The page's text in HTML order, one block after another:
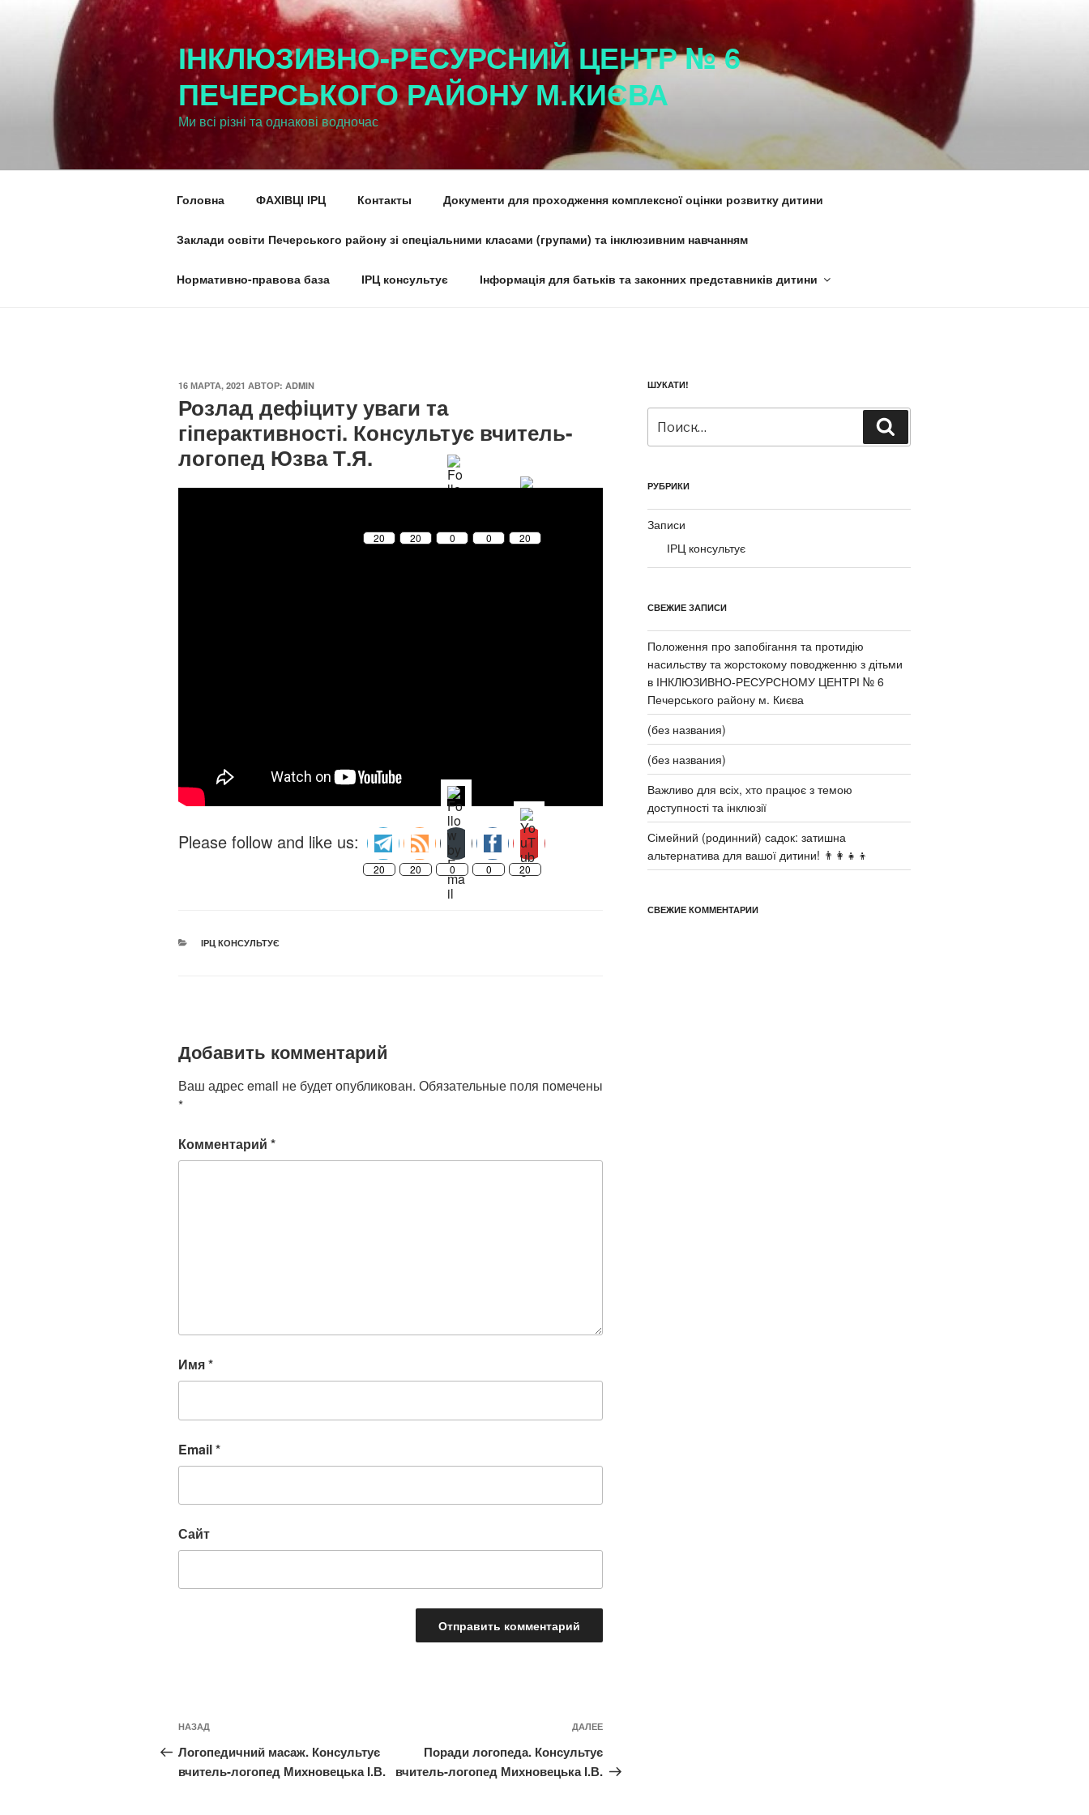
содержимому
ІНКЛЮЗИВНО-РЕСУРСНИЙ ЦЕНТР № 6
ПЕЧЕРСЬКОГО РАЙОНУ М.КИЄВА
Ми всі різні та однакові водночас
Головна ФАХІВЦІ ІРЦ Контакты Документи для проходження комплексної оцінки розвитку дитини
Заклади освіти Печерського району зі спеціальними класами (групами) та інклюзивним навчанням
Нормативно-правова база ІРЦ консультує Інформація для батьків та законних представників дитини
ОПУБЛИКОВАНО
16 МАРТА, 2021 АВТОР: ADMIN
Розлад дефіциту уваги та
гіперактивності. Консультує вчитель-
логопед Юзва Т.Я.
20 20 0 0 20
Please follow and like us:
20 20 0 0 20
РУБРИКИ
ІРЦ КОНСУЛЬТУЄ
Добавить комментарий
Ваш адрес email не будет опубликован. Обязательные поля помечены
*
Комментарий *
Имя*
Email*
Сайт
Навигация
по
записям
Предыдущая
запись:
НАЗАД
Логопедичний масаж. Консультує
вчитель-логопед Михновецька І.В.
Следующая
запись
ДАЛЕЕ
Поради логопеда. Консультує
вчитель-логопед Михновецька І.В.
ШУКАТИ!
РУБРИКИ
Записи
ІРЦ консультує
СВЕЖИЕ ЗАПИСИ
Положення про запобігання та протидію
насильству та жорстокому поводженню з дітьми
в ІНКЛЮЗИВНО-РЕСУРСНОМУ ЦЕНТРІ № 6
Печерського району м. Києва
(без названия)
(без названия)
Важливо для всіх, хто працює з темою
доступності та інклюзії
Сімейний (родинний) садок: затишна
альтернатива для вашої дитини! 👨‍👩‍👧‍👦
СВЕЖИЕ КОММЕНТАРИИ